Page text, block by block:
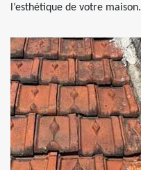
l’esthétique de votre maison.